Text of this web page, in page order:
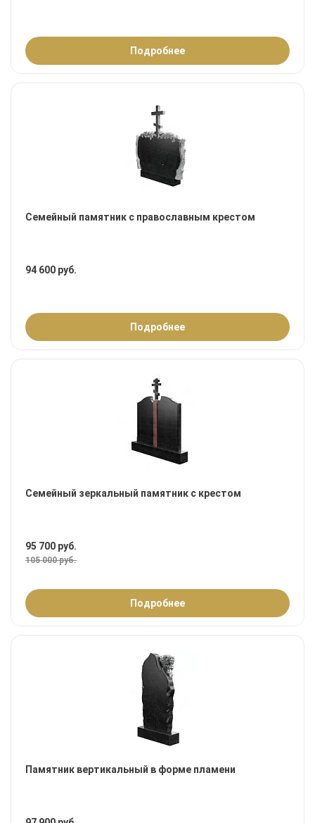
Подробнее
Семейный памятник с православным крестом
94 600 руб.
Подробнее
Семейный зеркальный памятник с крестом
95 700 руб.
105 000 руб.
Подробнее
Памятник вертикальный в форме пламени